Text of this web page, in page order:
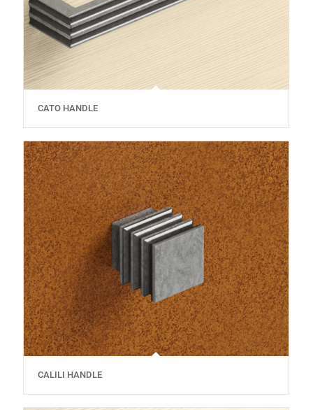
CATO HANDLE
CALILI HANDLE